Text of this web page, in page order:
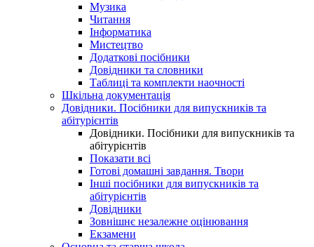
Музика
Читання
Інформатика
Мистецтво
Додаткові посібники
Довідники та словники
Таблиці та комплекти наочності
Шкільна документація
Довідники. Посібники для випускників та
абітурієнтів
Довідники. Посібники для випускників та
абітурієнтів
Показати всі
Готові домашні завдання. Твори
Інші посібники для випускників та
абітурієнтів
Довідники
Зовнішнє незалежне оцінювання
Екзамени